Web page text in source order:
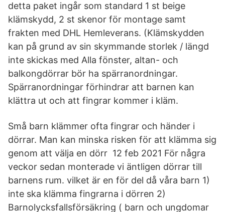
detta paket ingår som standard 1 st beige
klämskydd, 2 st skenor för montage samt
frakten med DHL Hemleverans. (Klämskydden
kan på grund av sin skymmande storlek / längd
inte skickas med Alla fönster, altan- och
balkongdörrar bör ha spärranordningar.
Spärranordningar förhindrar att barnen kan
klättra ut och att fingrar kommer i kläm.
Små barn klämmer ofta fingrar och händer i
dörrar. Man kan minska risken för att klämma sig
genom att välja en dörr 12 feb 2021 För några
veckor sedan monterade vi äntligen dörrar till
barnens rum. vilket är en för del då våra barn 1)
inte ska klämma fingrarna i dörren 2)
Barnolycksfallsförsäkring ( barn och ungdomar